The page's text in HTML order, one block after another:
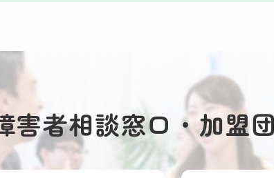
害者相談窓口・加盟